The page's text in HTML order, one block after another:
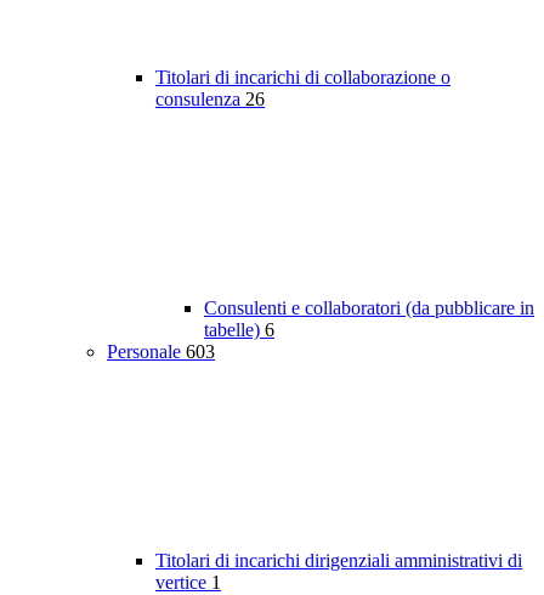
Titolari di incarichi di collaborazione o
consulenza 26
Consulenti e collaboratori (da pubblicare in
tabelle) 6
Personale 603
Titolari di incarichi dirigenziali amministrativi di
vertice 1